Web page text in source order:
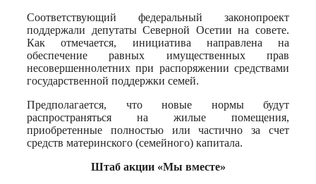
Соответствующий федеральный законопроект
поддержали депутаты Северной Осетии на совете.
Как отмечается, инициатива направлена на
обеспечение равных имущественных прав
несовершеннолетних при распоряжении средствами
государственной поддержки семей.
Предполагается, что новые нормы будут
распространяться на жилые помещения,
приобретенные полностью или частично за счет
средств материнского (семейного) капитала.
Штаб акции «Мы вместе»